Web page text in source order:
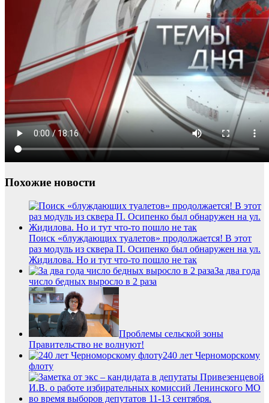
Похожие новости
Поиск «блуждающих туалетов» продолжается! В этот
раз модуль из сквера П. Осипенко был обнаружен на ул.
Жидилова. Но и тут что-то пошло не так
За два года
число бедных выросло в 2 раза
Проблемы сельской зоны
Правительство не волнуют!
240 лет Черноморскому
флоту